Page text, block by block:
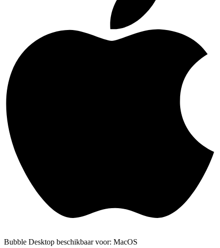
Bubble Desktop beschikbaar voor: MacOS